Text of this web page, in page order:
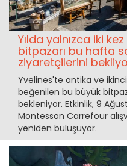
Yılda yalnızca iki
bitpazarı bu hafta
ziyaretçilerini
Yvelines'te antika ve
beğenilen bu büyük
bekleniyor. Etkinlik, 9
Montesson Carrefour
yeniden buluşuyor.